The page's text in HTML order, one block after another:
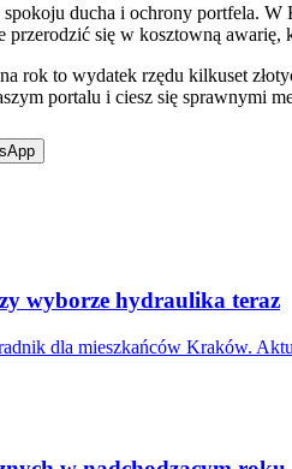
ducha i ochrony portfela.
się w kosztowną
rok to wydatek rzędu kilkuset
portalu i ciesz się sprawnymi
wyborze hydraulika teraz
dla mieszkańców Kraków.